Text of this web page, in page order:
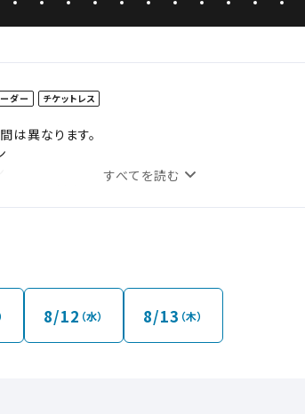
ダー チケットレス
は異なります。
ショップPETEMO横)
れますので、21時以降にお越しのお客さまは
すべてを読む
8/12 （水） 8/13 （木）